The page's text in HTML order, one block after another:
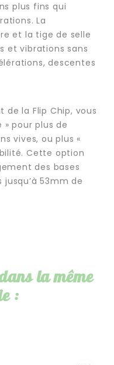
plus fins qui
La
et la tige de selle
et vibrations sans
descentes
la Flip Chip, vous
pour plus de
vives, ou plus «
Cette option
des bases
53mm de
la même
: